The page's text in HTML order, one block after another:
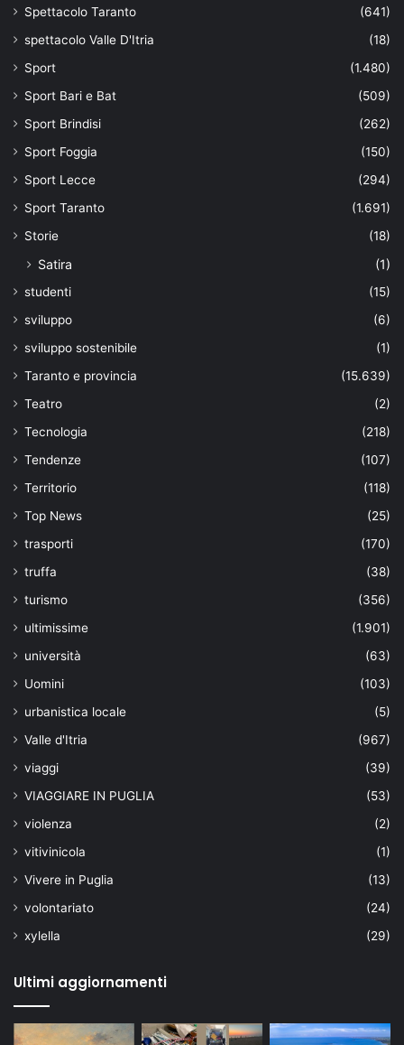
Spettacolo Taranto
(641)
spettacolo Valle D'Itria
(18)
Sport
(1.480)
Sport Bari e Bat
(509)
Sport Brindisi
(262)
Sport Foggia
(150)
Sport Lecce
(294)
Sport Taranto
(1.691)
Storie
(18)
Satira (1)
studenti
(15)
sviluppo
(6)
sviluppo sostenibile
(1)
Taranto e provincia
(15.639)
Teatro
(2)
Tecnologia
(218)
Tendenze
(107)
Territorio
(118)
Top News
(25)
trasporti
(170)
truffa
(38)
turismo
(356)
ultimissime
(1.901)
università
(63)
Uomini
(103)
urbanistica locale
(5)
Valle d'Itria
(967)
viaggi
(39)
VIAGGIARE IN PUGLIA
(53)
violenza
(2)
vitivinicola
(1)
Vivere in Puglia
(13)
volontariato
(24)
xylella
(29)
Ultimi aggiornamenti